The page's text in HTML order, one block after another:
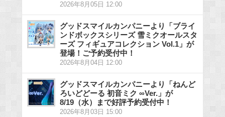
2026年8月05日 12:00
グッドスマイルカンパニーより「ブライ
ンドボックスシリーズ 雪ミクオールスタ
ーズ フィギュアコレクション Vol.1」が
登場！ご予約受付中！
2026年8月04日 12:00
グッドスマイルカンパニーより「ねんど
ろいどどーる 初音ミク ∞Ver.」が
8/19（水）まで好評予約受付中！
2026年8月03日 15:00